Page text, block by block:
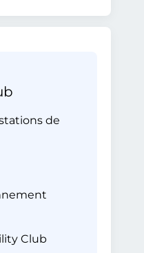
de
Club